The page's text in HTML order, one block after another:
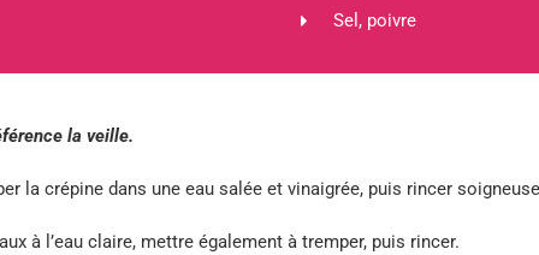
Sel, poivre
la veille.
la crépine dans une eau salée et vinaigrée, puis rincer
à l’eau claire, mettre également à tremper, puis rincer.